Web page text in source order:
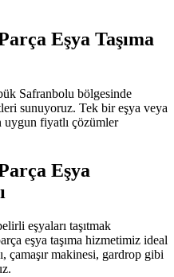
Eşya Taşıma
Safranbolu bölgesinde
sunuyoruz. Tek bir eşya veya
uygun fiyatlı çözümler
Eşya
eşyaları taşıtmak
eşya taşıma hizmetimiz ideal
çamaşır makinesi, gardrop gibi